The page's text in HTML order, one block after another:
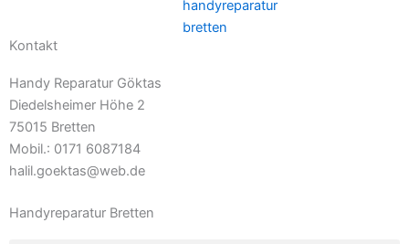
Kontakt
Handy Reparatur Göktas
Diedelsheimer Höhe 2
75015 Bretten
Mobil.: 0171 6087184
halil.goektas@web.de
Handyreparatur Bretten